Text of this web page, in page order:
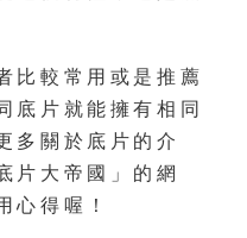
比較常用或是推薦
底片就能擁有相同
多關於底片的介
片大帝國」的網
心得喔！